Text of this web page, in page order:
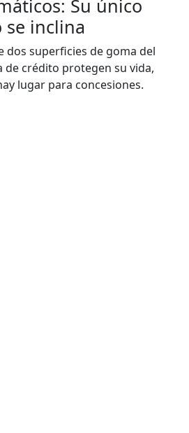
Su único
se inclina
dos superficies de goma del
crédito protegen su vida,
lugar para concesiones.